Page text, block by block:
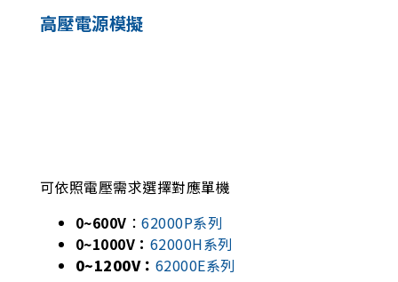
高壓電源模擬
可依照電壓需求選擇對應單機
0~600V ：62000P系列
0~1000V： 62000H系列
0~1200V： 62000E系列